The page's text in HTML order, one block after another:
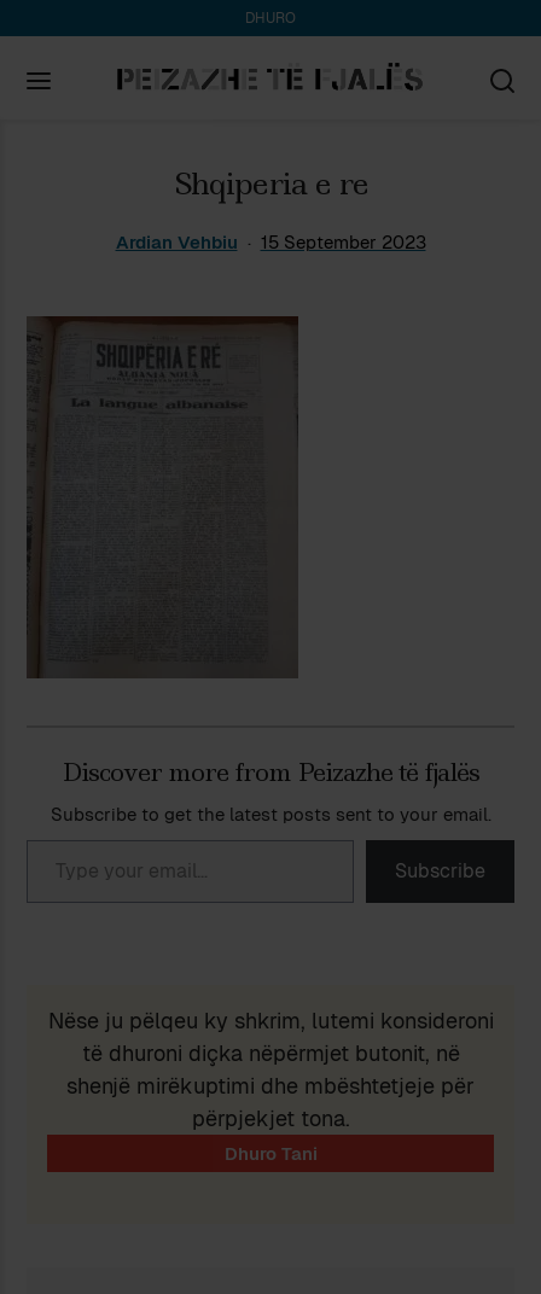
DHURO
Shqiperia e re
Ardian Vehbiu 15 September 2023
Discover more from Peizazhe të fjalës
Subscribe to get the latest posts sent to your email.
Type your email…
Subscribe
Nëse ju pëlqeu ky shkrim, lutemi konsideroni
të dhuroni diçka nëpërmjet butonit, në
shenjë mirëkuptimi dhe mbështetjeje për
përpjekjet tona.